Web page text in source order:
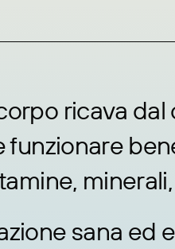
ricava
funzionare
sana ed